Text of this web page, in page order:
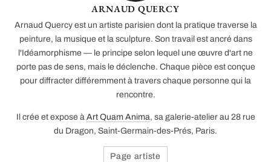
ARNAUD QUERCY
Arnaud Quercy est un artiste parisien dont la pratique traverse la
peinture, la musique et la sculpture. Son travail est ancré dans
l'Idéamorphisme — le principe selon lequel une œuvre d'art ne
porte pas de sens, mais le déclenche. Chaque pièce est conçue
pour diffracter différemment à travers chaque personne qui la
rencontre.
Il crée et expose à Art Quam Anima, sa galerie-atelier au 28 rue
du Dragon, Saint-Germain-des-Prés, Paris.
Page artiste